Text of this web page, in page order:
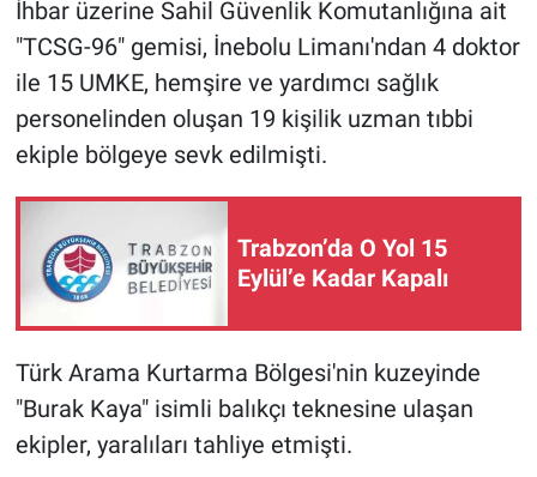
İhbar üzerine Sahil Güvenlik Komutanlığına ait
"TCSG-96" gemisi, İnebolu Limanı'ndan 4 doktor
ile 15 UMKE, hemşire ve yardımcı sağlık
personelinden oluşan 19 kişilik uzman tıbbi
ekiple bölgeye sevk edilmişti.
Trabzon’da O Yol 15
Eylül’e Kadar Kapalı
Türk Arama Kurtarma Bölgesi'nin kuzeyinde
"Burak Kaya" isimli balıkçı teknesine ulaşan
ekipler, yaralıları tahliye etmişti.